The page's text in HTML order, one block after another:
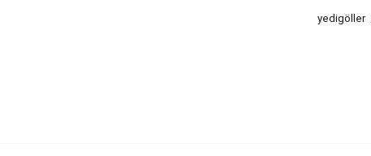
yedigöller